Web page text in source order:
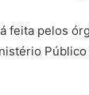
feita pelos
Público